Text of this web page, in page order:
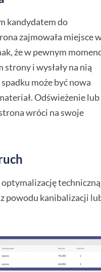
kandydatem do
zajmowała miejsce
że w pewnym
i wysłały na nią
może być nowa
Odświeżenie lub
wróci na swoje
powodu kanibalizacji